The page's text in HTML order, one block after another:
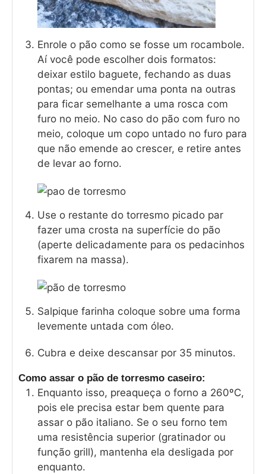
Enrole o pão como se fosse um rocambole.
Aí você pode escolher dois formatos:
deixar estilo baguete, fechando as duas
pontas; ou emendar uma ponta na outras
para ficar semelhante a uma rosca com
furo no meio. No caso do pão com furo no
meio, coloque um copo untado no furo para
que não emende ao crescer, e retire antes
de levar ao forno.
Use o restante do torresmo picado par
fazer uma crosta na superfície do pão
(aperte delicadamente para os pedacinhos
fixarem na massa).
Salpique farinha coloque sobre uma forma
levemente untada com óleo.
Cubra e deixe descansar por 35 minutos.
Como assar o pão de torresmo caseiro:
Enquanto isso, preaqueça o forno a 260ºC,
pois ele precisa estar bem quente para
assar o pão italiano. Se o seu forno tem
uma resistência superior (gratinador ou
função grill), mantenha ela desligada por
enquanto.